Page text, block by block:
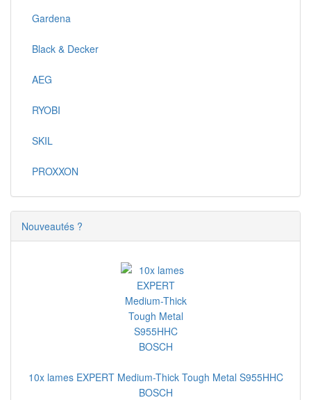
Gardena
Black & Decker
AEG
RYOBI
SKIL
PROXXON
Nouveautés ?
10x lames EXPERT Medium-Thick Tough Metal S955HHC
BOSCH